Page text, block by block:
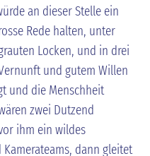
an dieser Stelle ein
Rede halten, unter
Locken, und in drei
und gutem Willen
und die Menschheit
zwei Dutzend
ihm ein wildes
dann gleitet